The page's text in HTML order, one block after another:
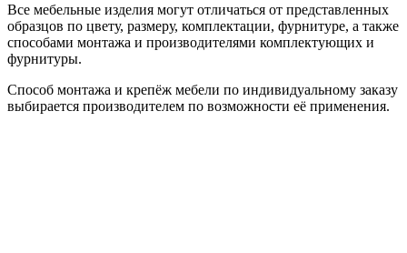
Все мебельные изделия могут отличаться от представленных
образцов по цвету, размеру, комплектации, фурнитуре, а также
способами монтажа и производителями комплектующих и
фурнитуры.
Способ монтажа и крепёж мебели по индивидуальному заказу
выбирается производителем по возможности её применения.